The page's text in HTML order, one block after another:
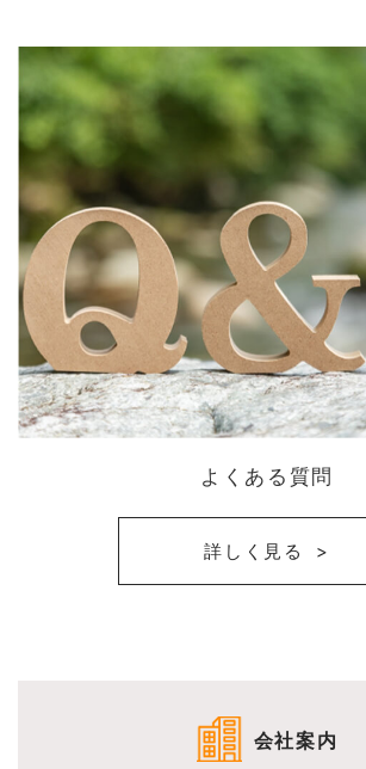
よくある質問
詳しく見る
会社案内